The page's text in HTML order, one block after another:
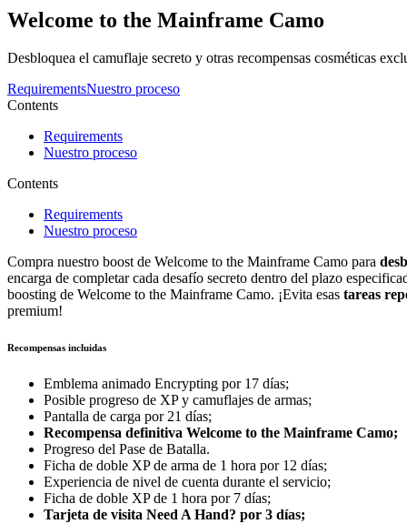
Welcome to the Mainframe Camo
Desbloquea el camuflaje secreto y otras recompensas cosméticas
RequirementsNuestro proceso
Contents
Requirements
Nuestro proceso
Contents
Requirements
Nuestro proceso
Compra nuestro boost de Welcome to the Mainframe Camo para
encarga de completar cada desafío secreto dentro del plazo
boosting de Welcome to the Mainframe Camo. ¡Evita esas tareas
premium!
Recompensas incluidas
Emblema animado Encrypting por 17 días;
Posible progreso de XP y camuflajes de armas;
Pantalla de carga por 21 días;
Recompensa definitiva Welcome to the Mainframe Camo;
Progreso del Pase de Batalla.
Ficha de doble XP de arma de 1 hora por 12 días;
Experiencia de nivel de cuenta durante el servicio;
Ficha de doble XP de 1 hora por 7 días;
Tarjeta de visita Need A Hand? por 3 días;